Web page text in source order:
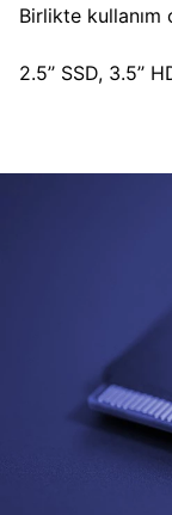
Birlikte kullanım
2.5’’ SSD, 3.5’’